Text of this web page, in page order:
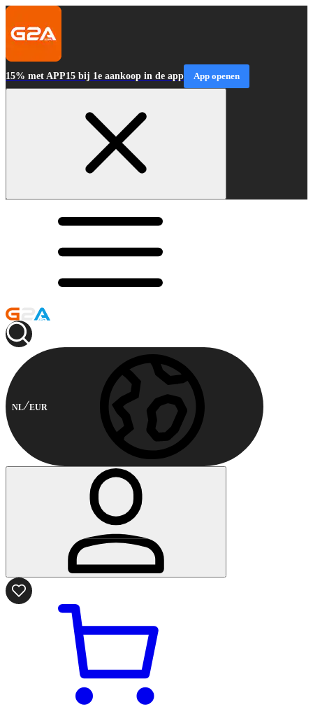
15% met APP15 bij 1e aankoop in de app App openen
NL EUR